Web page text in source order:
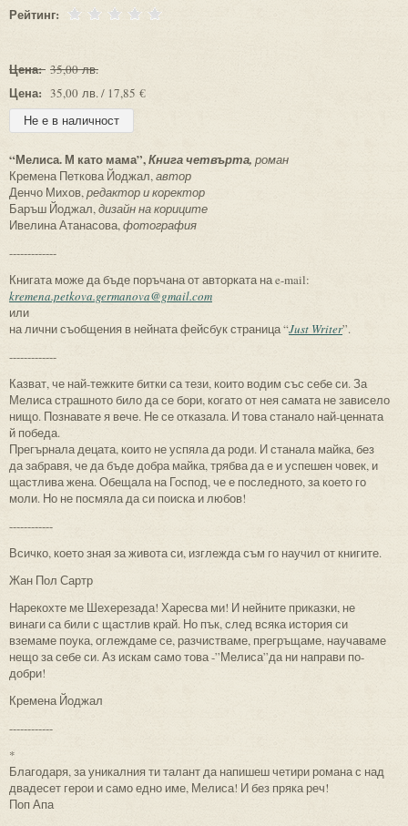
Рейтинг:
Цена: 35,00 лв.
Цена: 35,00 лв. / 17,85 €
“Мелиса. М като мама”,Книга четвърта, роман
Кремена Петкова Йоджал,автор
Денчо Михов,редактор и коректор
Баръш Йоджал,дизайн на кориците
Ивелина Атанасова,фотография
-------------
Книгата може да бъде поръчана от авторката на e-mail:
kremena.petkova.germanova@gmail.com
или
на лични съобщения в нейната фейсбук страница “Just Writer”.
-------------
Казват, че най-тежките битки са тези, които водим със себе си. За
Мелиса страшното било да се бори, когато от нея самата не зависело
нищо. Познавате я вече. Не се отказала. И това станало най-ценната
й победа.
Прегърнала децата, които не успяла да роди. И станала майка, без
да забравя, че да бъде добра майка, трябва да е и успешен човек, и
щастлива жена. Обещала на Господ, че е последното, за което го
моли. Но не посмяла да си поиска и любов!
------------
Всичко, което зная за живота си, изглежда съм го научил от книгите.
Жан Пол Сартр
Нарекохте ме Шехерезада! Харесва ми! И нейните приказки, не
винаги са били с щастлив край. Но пък, след всяка история си
вземаме поука, оглеждаме се, разчистваме, прегръщаме, научаваме
нещо за себе си. Аз искам само това -”Мелиса”да ни направи по-
добри!
Кремена Йоджал
------------
*
Благодаря, за уникалния ти талант да напишеш четири романа с над
двадесет герои и само едно име, Мелиса! И без пряка реч!
Поп Апа